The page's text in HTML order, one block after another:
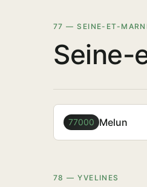
77 — SEINE-ET-
Seine-
77000 Melun
78 — YVELINES